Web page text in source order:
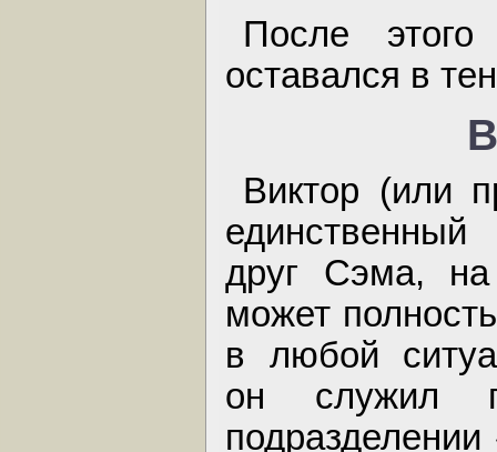
После
оставался в
Виктор (или
друг Сэма, на
может
в любой
он служил